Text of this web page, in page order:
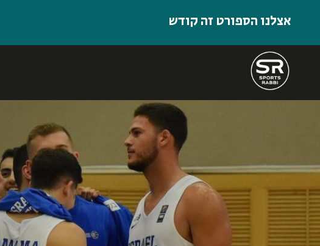
אצלנו הספורט זה קודש